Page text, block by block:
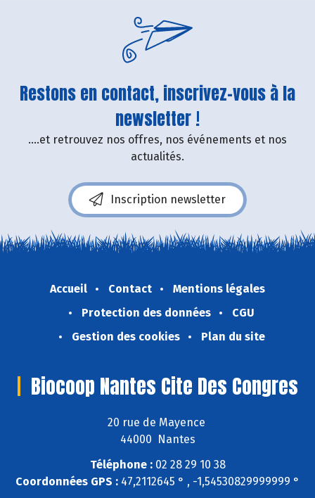
Restons en contact, inscrivez-vous à la
newsletter !
....et retrouvez nos offres, nos événements et nos
actualités.
Inscription newsletter
Accueil Contact
Mentions légales
Protection des données
CGU
Gestion des cookies
Plan du site
Biocoop Nantes Cite Des Congres
20 rue de Mayence
44000 Nantes
Téléphone :02 28 29 10 38
Coordonnées GPS : 47,2112645 ° , -1,54530829999999 °